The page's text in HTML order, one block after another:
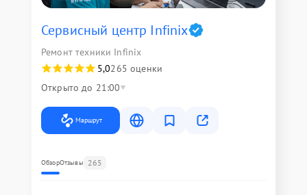
Сервисный центр Infinix
Ремонт техники Infinix
5,0265 оценки
Открыто до 21:00
Маршрут
ОбзорОтзывы 265